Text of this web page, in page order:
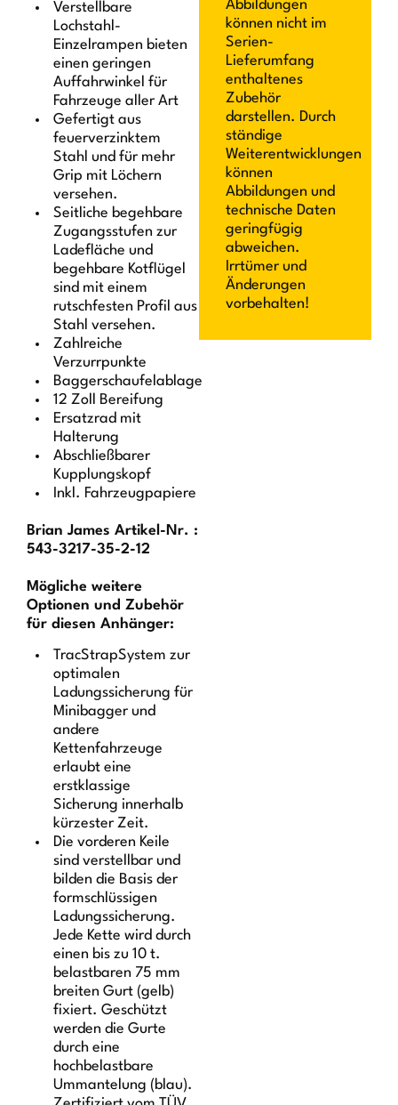
Verstellbare
Lochstahl-
Einzelrampen bieten
einen geringen
Auffahrwinkel für
Fahrzeuge aller Art
Gefertigt aus
feuerverzinktem
Stahl und für mehr
Grip mit Löchern
versehen.
Seitliche begehbare
Zugangsstufen zur
Ladefläche und
begehbare Kotflügel
sind mit einem
rutschfesten Profil aus
Stahl versehen.
Zahlreiche
Verzurrpunkte
Baggerschaufelablage
12 Zoll Bereifung
Ersatzrad mit
Halterung
Abschließbarer
Kupplungskopf
Inkl. Fahrzeugpapiere
Brian James Artikel-Nr. :
543-3217-35-2-12
Mögliche weitere
Optionen und Zubehör
für diesen Anhänger:
TracStrapSystem zur
optimalen
Ladungssicherung für
Minibagger und
andere
Kettenfahrzeuge
erlaubt eine
erstklassige
Sicherung innerhalb
kürzester Zeit.
Die vorderen Keile
sind verstellbar und
bilden die Basis der
formschlüssigen
Ladungssicherung.
Jede Kette wird durch
einen bis zu 10 t.
belastbaren 75 mm
breiten Gurt (gelb)
fixiert. Geschützt
werden die Gurte
durch eine
hochbelastbare
Ummantelung (blau).
Abbildungen
können nicht im
Serien-
Lieferumfang
enthaltenes
Zubehör
darstellen. Durch
ständige
Weiterentwicklungen
können
Abbildungen und
technische Daten
geringfügig
abweichen.
Irrtümer und
Änderungen
vorbehalten!